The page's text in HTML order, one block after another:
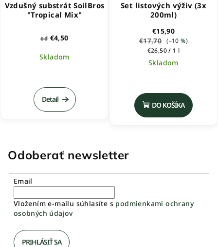
Vzdušný substrát SoilBros
"Tropical Mix"
od €4,50
Skladom
produktu
je
5,0
Detail
Set listových výživ (3x
200ml)
€15,90
€17,70 (–10 %)
Jednotková
cena:
€26,50 / 1 l
Skladom
produktu
je
5,0
DO KOŠÍKA
Odoberať newsletter
Email
Vložením e-mailu súhlasíte s podmienkami ochrany
osobných údajov
PRIHLÁSIŤ SA